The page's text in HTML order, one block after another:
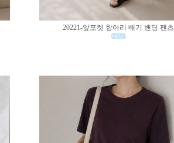
20221-앞포켓 항아리 배기 밴딩 팬츠